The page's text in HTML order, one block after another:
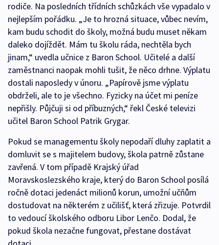
rodiče. Na posledních třídních schůzkách vše vypadalo v
nejlepším pořádku. „Je to hrozná situace, vůbec nevím,
kam budu schodit do školy, možná budu muset někam
daleko dojíždět. Mám tu školu ráda, nechtěla bych
jinam,“ uvedla učnice z Baron School. Učitelé a další
zaměstnanci naopak mohli tušit, že něco drhne. Výplatu
dostali naposledy v únoru. „Papírově jsme výplatu
obdrželi, ale to je všechno. Fyzicky na účet mi peníze
nepřišly. Půjčuji si od příbuzných,“ řekl České televizi
učitel Baron School Patrik Grygar.
Pokud se managementu školy nepodaří dluhy zaplatit a
domluvit se s majitelem budovy, škola patrně zůstane
zavřená. V tom případě Krajský úřad
Moravskoslezského kraje, který do Baron School posílá
ročně dotaci jedenáct milionů korun, umožní učňům
dostudovat na některém z učilišť, která zřizuje. Potvrdil
to vedoucí školského odboru Libor Lenčo. Dodal, že
pokud škola nezačne fungovat, přestane dostávat